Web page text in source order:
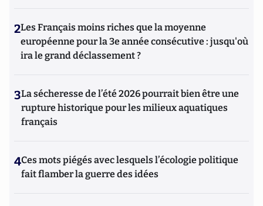
2Les Français moins riches que la moyenne
européenne pour la 3e année consécutive : jusqu'où
ira le grand déclassement ?
3La sécheresse de l’été 2026 pourrait bien être une
rupture historique pour les milieux aquatiques
français
4Ces mots piégés avec lesquels l’écologie politique
fait flamber la guerre des idées